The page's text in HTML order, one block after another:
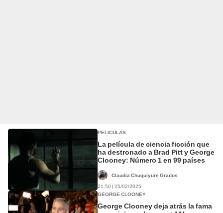
PELICULAS
La película de ciencia ficción que
ha destronado a Brad Pitt y George
Clooney: Número 1 en 99 países
Claudia Chuquiyure Grados
21:50 | 25/02/2025
GEORGE CLOONEY
George Clooney deja atrás la fama